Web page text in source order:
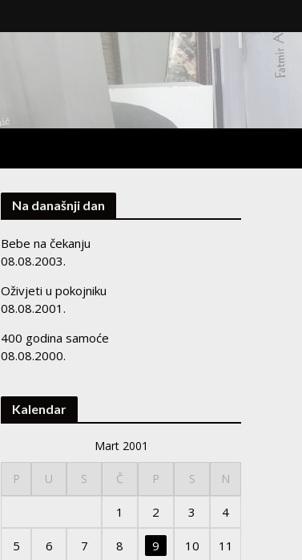
Na današnji dan
Bebe na čekanju
08.08.2003.
Oživjeti u pokojniku
08.08.2001.
400 godina samoće
08.08.2000.
Kalendar
Mart 2001
P U S Č P S N
1 2 3 4
5 6 7 8 9 10 11